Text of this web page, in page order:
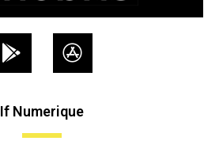
If Numerique